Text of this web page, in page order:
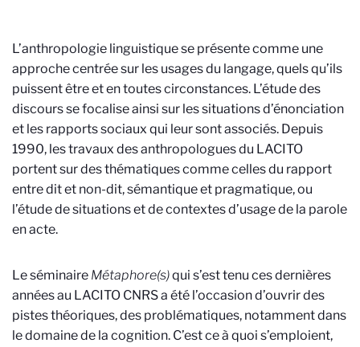
L’anthropologie linguistique se présente comme une
approche centrée sur les usages du langage, quels qu’ils
puissent être et en toutes circonstances. L’étude des
discours se focalise ainsi sur les situations d’énonciation
et les rapports sociaux qui leur sont associés. Depuis
1990, les travaux des anthropologues du LACITO
portent sur des thématiques comme celles du rapport
entre dit et non-dit, sémantique et pragmatique, ou
l’étude de situations et de contextes d’usage de la parole
en acte.
Le séminaire Métaphore(s)qui s’est tenu ces dernières
années au LACITO CNRS a été l’occasion d’ouvrir des
pistes théoriques, des problématiques, notamment dans
le domaine de la cognition. C’est ce à quoi s’emploient,